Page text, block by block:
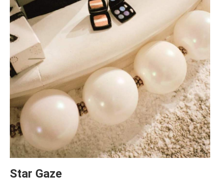
Star Gaze